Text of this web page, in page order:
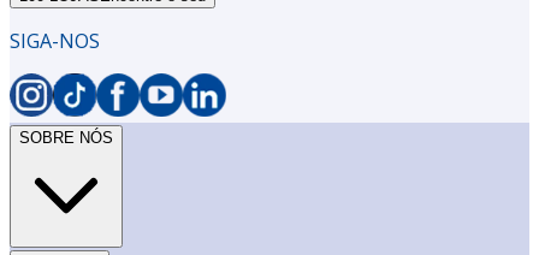
SIGA-NOS
SOBRE NÓS